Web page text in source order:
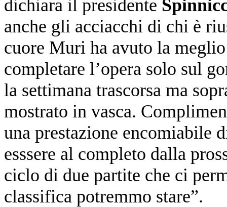
dichiara il presidente
anche gli acciacchi di chi è
cuore Muri ha avuto la
completare l’opera solo sul
la settimana trascorsa ma
mostrato in vasca.
una prestazione encomiabile
esssere al completo dalla
ciclo di due partite che ci
classifica potremmo stare”.